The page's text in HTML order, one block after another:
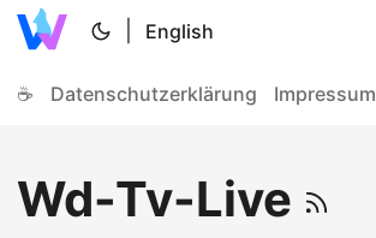
English
☕ Datenschutzerklärung Impressum
Wd-Tv-Live